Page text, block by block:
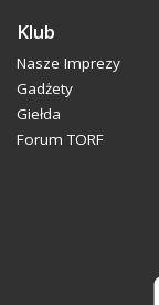
Klub
Nasze Imprezy
Gadżety
Giełda
Forum TORF